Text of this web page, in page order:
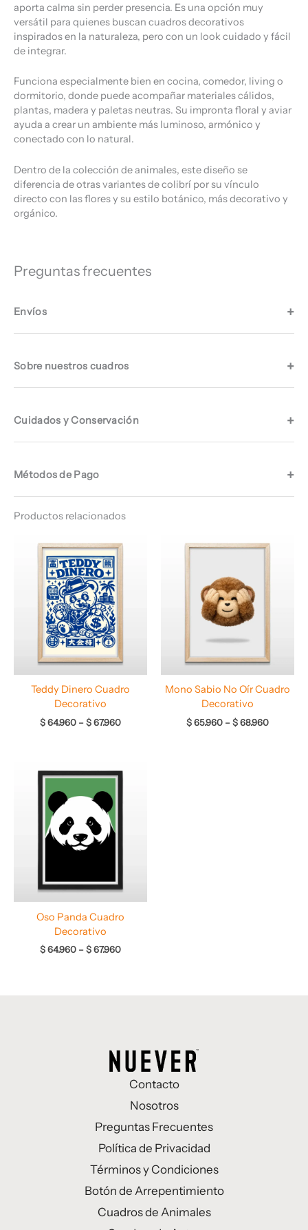
aporta calma sin perder presencia. Es una opción muy
versátil para quienes buscan cuadros decorativos
inspirados en la naturaleza, pero con un look cuidado y fácil
de integrar.
Funciona especialmente bien en cocina, comedor, living o
dormitorio, donde puede acompañar materiales cálidos,
plantas, madera y paletas neutras. Su impronta floral y aviar
ayuda a crear un ambiente más luminoso, armónico y
conectado con lo natural.
Dentro de la colección de animales, este diseño se
diferencia de otras variantes de colibrí por su vínculo
directo con las flores y su estilo botánico, más decorativo y
orgánico.
Preguntas frecuentes
Envíos
Sobre nuestros cuadros
Cuidados y Conservación
Métodos de Pago
Productos relacionados
Teddy Dinero Cuadro
Decorativo
$64.960 –$67.960
de
Mono Sabio No Oír Cuadro
Decorativo
$65.960 –$68.960
de
Oso Panda Cuadro
Decorativo
$64.960 –$67.960
de
Contacto
Nosotros
Preguntas Frecuentes
Política de Privacidad
Términos y Condiciones
Botón de Arrepentimiento
Cuadros de Animales